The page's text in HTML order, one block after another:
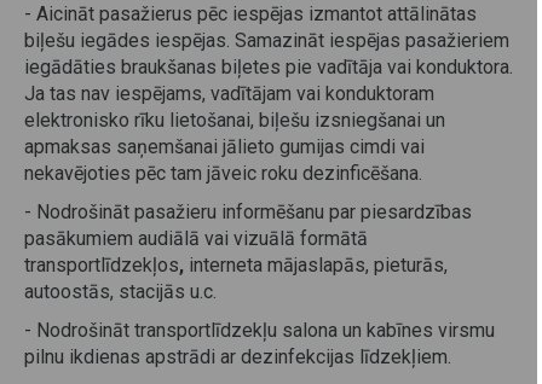
- Aicināt pasažierus pēc iespējas izmantot attālinātas
biļešu iegādes iespējas. Samazināt iespējas pasažieriem
iegādāties braukšanas biļetes pie vadītāja vai konduktora.
Ja tas nav iespējams, vadītājam vai konduktoram
elektronisko rīku lietošanai, biļešu izsniegšanai un
apmaksas saņemšanai jālieto gumijas cimdi vai
nekavējoties pēc tam jāveic roku dezinficēšana.
- Nodrošināt pasažieru informēšanu par piesardzības
pasākumiem audiālā vai vizuālā formātā
transportlīdzekļos, interneta mājaslapās, pieturās,
autoostās, stacijās u.c.
- Nodrošināt transportlīdzekļu salona un kabīnes virsmu
pilnu ikdienas apstrādi ar dezinfekcijas līdzekļiem.